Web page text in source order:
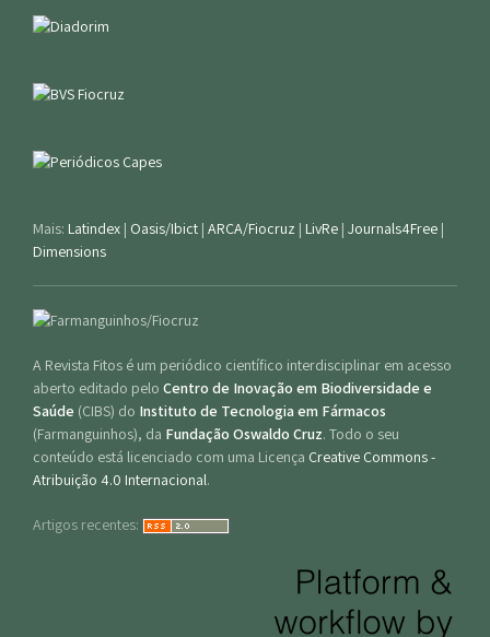
Mais: Latindex | Oasis/Ibict | ARCA/Fiocruz | LivRe | Journals4Free |
Dimensions
A Revista Fitos é um periódico científico interdisciplinar em acesso
aberto editado pelo Centro de Inovação em Biodiversidade e
Saúde (CIBS) do Instituto de Tecnologia em Fármacos
(Farmanguinhos), da Fundação Oswaldo Cruz. Todo o seu
conteúdo está licenciado com uma Licença Creative Commons -
Atribuição 4.0 Internacional.
Artigos recentes: